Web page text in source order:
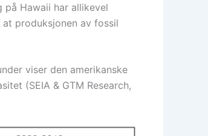
på Hawaii har allikevel
produksjonen av fossil
viser den amerikanske
(SEIA & GTM Research,